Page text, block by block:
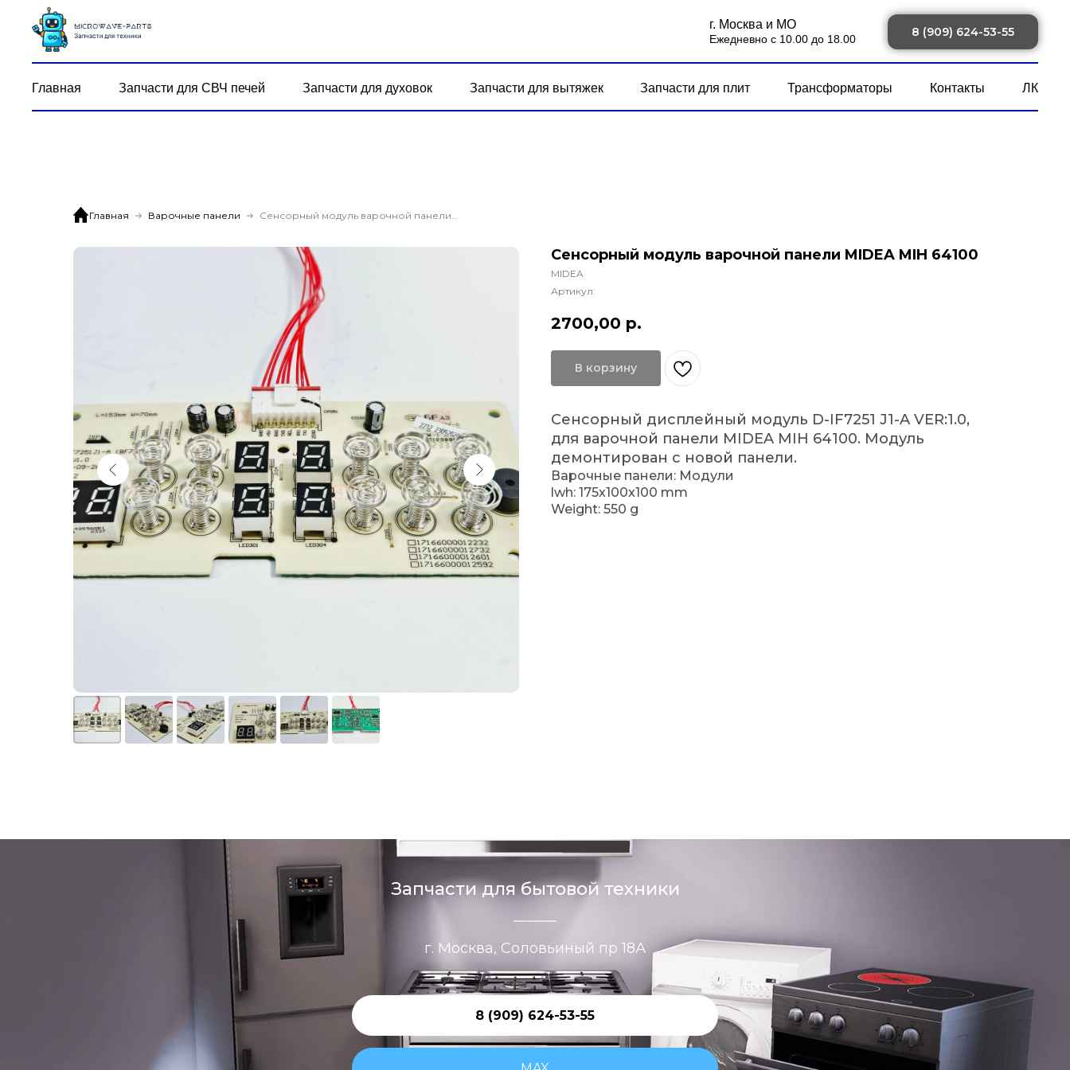
г. Москва и МО
Ежедневно с 10.00 до 18.00
8 (909) 624-53-55
Главная Запчасти для СВЧ печей Запчасти для духовок Запчасти для вытяжек Запчасти для плит Трансформаторы Контакты ЛК
Главная Варочные панели
Сенсорный модуль варочной панели MIDEA MIH 64100
MIDEA
Артикул:
2700,00 р.
В корзину
Сенсорный дисплейный модуль D-IF7251 J1-A VER:1.0,
для варочной панели MIDEA MIH 64100. Модуль
демонтирован с новой панели.
Варочные панели: Модули
lwh: 175x100x100 mm
Weight: 550 g
Запчасти для бытовой техники
г. Москва, Соловьиный пр 18А
8 (909) 624-53-55